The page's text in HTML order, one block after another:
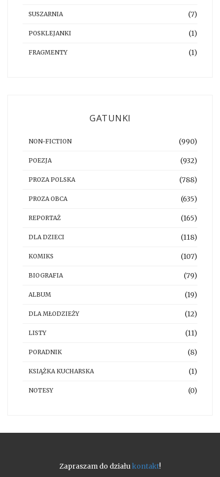
SUSZARNIA (7)
POSKLEJANKI (1)
FRAGMENTY (1)
GATUNKI
NON-FICTION (990)
POEZJA (932)
PROZA POLSKA (788)
PROZA OBCA (635)
REPORTAŻ (165)
DLA DZIECI (118)
KOMIKS (107)
BIOGRAFIA (79)
ALBUM (19)
DLA MŁODZIEŻY (12)
LISTY (11)
PORADNIK (8)
KSIĄŻKA KUCHARSKA (1)
NOTESY (0)
Zapraszam do działukontakt!